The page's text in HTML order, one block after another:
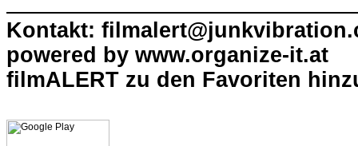
Kontakt:
powered by www.organize-it.at
filmALERT zu den Favoriten